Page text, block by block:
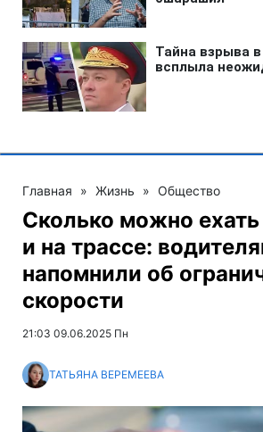
Главная » Жизнь » Общество
Сколько можно ехать
и на трассе:
напомнили об
скорости
21:03 09.06.2025 Пн
ТАТЬЯНА ВЕРЕМЕЕВА